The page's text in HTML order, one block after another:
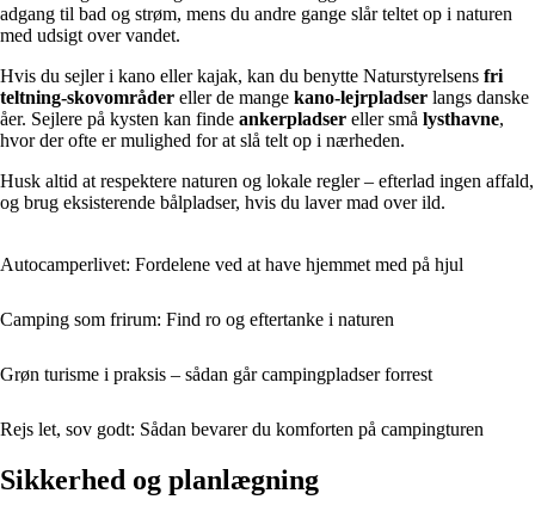
adgang til bad og strøm, mens du andre gange slår teltet op i naturen
med udsigt over vandet.
Hvis du sejler i kano eller kajak, kan du benytte Naturstyrelsens fri
teltning-skovområder eller de mange kano-lejrpladser langs danske
åer. Sejlere på kysten kan finde ankerpladser eller små lysthavne,
hvor der ofte er mulighed for at slå telt op i nærheden.
Husk altid at respektere naturen og lokale regler – efterlad ingen affald,
og brug eksisterende bålpladser, hvis du laver mad over ild.
Autocamperlivet: Fordelene ved at have hjemmet med på hjul
Camping som frirum: Find ro og eftertanke i naturen
Grøn turisme i praksis – sådan går campingpladser forrest
Rejs let, sov godt: Sådan bevarer du komforten på campingturen
Sikkerhed og planlægning